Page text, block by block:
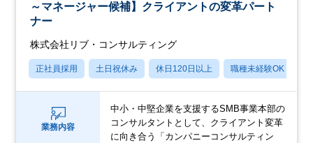
～マネージャー候補】クライアントの変革パート
ナー
株式会社リブ・コンサルティング
正社員採用 土日祝休み 休日120日以上 職種未経験OK
業務内容
中小・中堅企業を支援するSMB事業本部の
コンサルタントとして、クライアント変革
に向き合う「カンパニーコンサルティン